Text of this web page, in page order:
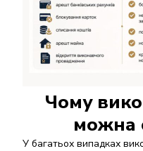
Чому
можна
У багатьох випадках